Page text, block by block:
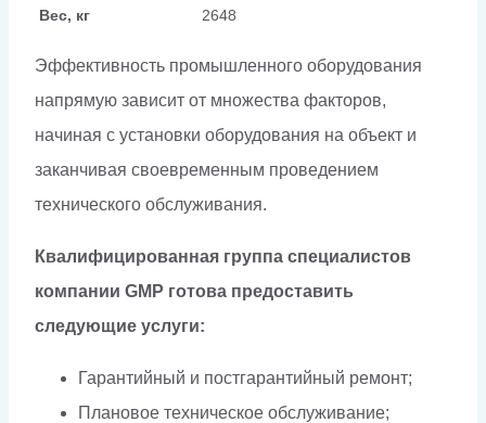
Вес, кг
2648
Эффективность промышленного оборудования
напрямую зависит от множества факторов,
начиная с установки оборудования на объект и
заканчивая своевременным проведением
технического обслуживания.
Квалифицированная группа специалистов
компании GMP готова предоставить
следующие услуги:
Гарантийный и постгарантийный ремонт;
Плановое техническое обслуживание;